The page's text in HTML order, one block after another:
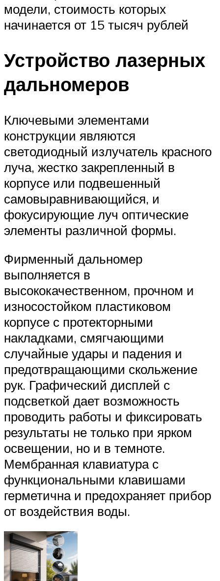
модели, стоимость которых
начинается от 15 тысяч рублей
Устройство лазерных
дальномеров
Ключевыми элементами
конструкции являются
светодиодный излучатель красного
луча, жестко закрепленный в
корпусе или подвешенный
самовыравнивающийся, и
фокусирующие луч оптические
элементы различной формы.
Фирменный дальномер
выполняется в
высококачественном, прочном и
износостойком пластиковом
корпусе с протекторными
накладками, смягчающими
случайные удары и падения и
предотвращающими скольжение
рук. Графический дисплей с
подсветкой дает возможность
проводить работы и фиксировать
результаты не только при ярком
освещении, но и в темноте.
Мембранная клавиатура с
функциональными клавишами
герметична и предохраняет прибор
от воздействия воды.